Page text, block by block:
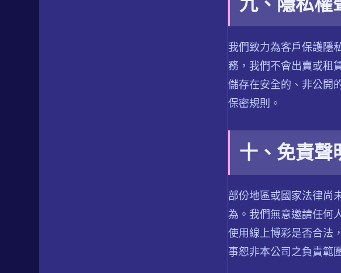
我們致力為客戶保護隱
務，我們不會出賣或租
儲存在安全的、非公開
保密規則。
十、免責聲
部份地區或國家法律尚
為。我們無意邀請任何
使用線上博彩是否合法
事恕非本公司之負責範